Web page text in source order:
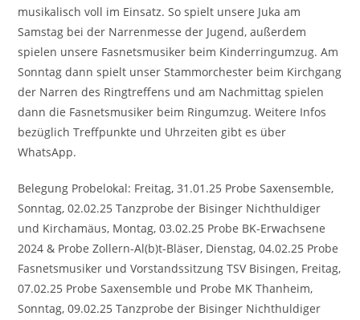
musikalisch voll im Einsatz. So spielt unsere Juka am
Samstag bei der Narrenmesse der Jugend, außerdem
spielen unsere Fasnetsmusiker beim Kinderringumzug. Am
Sonntag dann spielt unser Stammorchester beim Kirchgang
der Narren des Ringtreffens und am Nachmittag spielen
dann die Fasnetsmusiker beim Ringumzug. Weitere Infos
bezüglich Treffpunkte und Uhrzeiten gibt es über
WhatsApp.
Belegung Probelokal: Freitag, 31.01.25 Probe Saxensemble,
Sonntag, 02.02.25 Tanzprobe der Bisinger Nichthuldiger
und Kirchamäus, Montag, 03.02.25 Probe BK-Erwachsene
2024 & Probe Zollern-Al(b)t-Bläser, Dienstag, 04.02.25 Probe
Fasnetsmusiker und Vorstandssitzung TSV Bisingen, Freitag,
07.02.25 Probe Saxensemble und Probe MK Thanheim,
Sonntag, 09.02.25 Tanzprobe der Bisinger Nichthuldiger